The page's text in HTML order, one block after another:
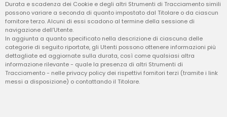
Durata e scadenza dei Cookie e degli altri Strumenti di Tracciamento simili
possono variare a seconda di quanto impostato dal Titolare o da ciascun
fornitore terzo. Alcuni di essi scadono al termine della sessione di
navigazione dell’Utente.
In aggiunta a quanto specificato nella descrizione di ciascuna delle
categorie di seguito riportate, gli Utenti possono ottenere informazioni più
dettagliate ed aggiornate sulla durata, così come qualsiasi altra
informazione rilevante - quale la presenza di altri Strumenti di
Tracciamento - nelle privacy policy dei rispettivi fornitori terzi (tramite i link
messi a disposizione) o contattando il Titolare.